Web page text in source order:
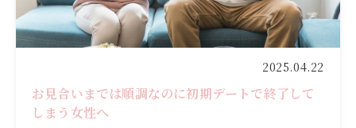
2025.04.22
お見合いまでは順調なのに初期デートで終了して
しまう女性へ